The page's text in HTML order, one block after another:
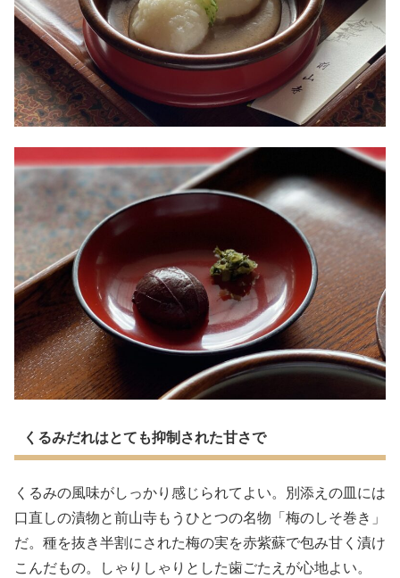
くるみだれはとても抑制された甘さで
くるみの風味がしっかり感じられてよい。別添えの皿には
口直しの漬物と前山寺もうひとつの名物「梅のしそ巻き」
だ。種を抜き半割にされた梅の実を赤紫蘇で包み甘く漬け
こんだもの。しゃりしゃりとした歯ごたえが心地よい。